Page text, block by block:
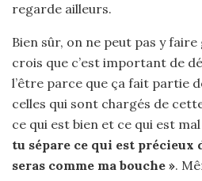
regarde ailleurs.
Bien sûr, on ne peut pas y
crois que c’est important de
l’être parce que ça fait partie
celles qui sont chargés de
ce qui est bien et ce qui est mal
tu sépare ce qui est précieux
seras comme ma bouche ».